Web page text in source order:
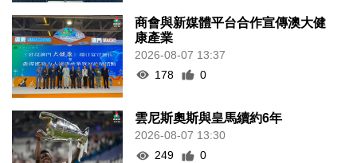
商會與新媒體平台合作宣傳澳大健
康產業
2026-08-07 13:37
178
0
雲尼斯奧斯與皇馬續約6年
2026-08-07 13:30
249
0